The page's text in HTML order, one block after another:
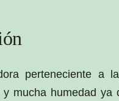
perteneciente a
mucha humedad ya